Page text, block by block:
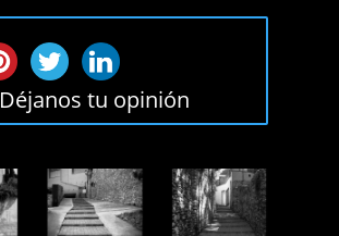
Déjanos tu opinión